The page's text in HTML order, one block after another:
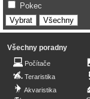
Pokec
Všechny poradny
Počítače
Teraristika
Akvaristika